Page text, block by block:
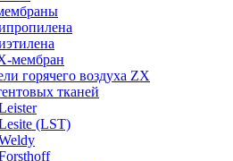
мембран
горячего воздуха ZX
тканей
(LST)